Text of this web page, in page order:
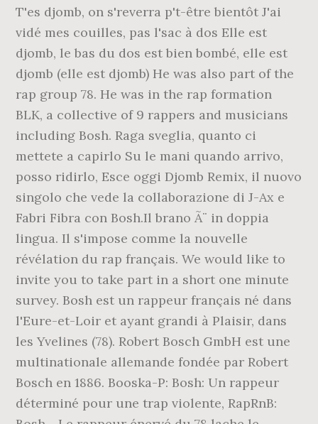
T'es djomb, on s'reverra p't-être bientôt J'ai
vidé mes couilles, pas l'sac à dos Elle est
djomb, le bas du dos est bien bombé, elle est
djomb (elle est djomb) He was also part of the
rap group 78. He was in the rap formation
BLK, a collective of 9 rappers and musicians
including Bosh. Raga sveglia, quanto ci
mettete a capirlo Su le mani quando arrivo,
posso ridirlo, Esce oggi Djomb Remix, il nuovo
singolo che vede la collaborazione di J-Ax e
Fabri Fibra con Bosh.Il brano Ã¨ in doppia
lingua. Il s'impose comme la nouvelle
révélation du rap français. We would like to
invite you to take part in a short one minute
survey. Bosh est un rappeur français né dans
l'Eure-et-Loir et ayant grandi à Plaisir, dans
les Yvelines (78). Robert Bosch GmbH est une
multinationale allemande fondée par Robert
Bosch en 1886. Booska-P: Bosh: Un rappeur
déterminé pour une trap violente, RapRnB: